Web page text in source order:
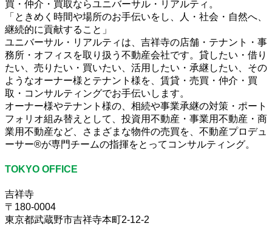
買・仲介・買取ならユニバーサル・リアルティ。
「ときめく時間や場所のお手伝いをし、人・社会・自然へ、
継続的に貢献すること」
ユニバーサル・リアルティは、吉祥寺の店舗・テナント・事
務所・オフィスを取り扱う不動産会社です。貸したい・借り
たい、売りたい・買いたい、活用したい・承継したい、その
ようなオーナー様とテナント様を、賃貸・売買・仲介・買
取・コンサルティングでお手伝いします。
オーナー様やテナント様の、相続や事業承継の対策・ポート
フォリオ組み替えとして、投資用不動産・事業用不動産・商
業用不動産など、さまざまな物件の売買を、不動産プロデュ
ーサー®が専門チームの指揮をとってコンサルティング。
TOKYO OFFICE
吉祥寺
〒180-0004
東京都武蔵野市吉祥寺本町2-12-2